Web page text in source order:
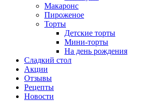
Макаронс
Пироженое
Торты
Детские торты
Мини-торты
На день рождения
Сладкий стол
Акции
Отзывы
Рецепты
Новости